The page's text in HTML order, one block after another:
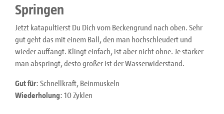
Springen
Jetzt katapultierst Du Dich vom Beckengrund nach oben. Sehr
gut geht das mit einem Ball, den man hochschleudert und
wieder auffängt. Klingt einfach, ist aber nicht ohne. Je stärker
man abspringt, desto größer ist der Wasserwiderstand.
Gut für: Schnellkraft, Beinmuskeln
Wiederholung: 10 Zyklen